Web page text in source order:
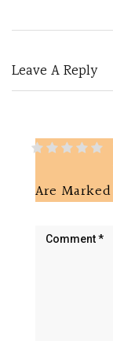
Leave A Reply
Are Marked